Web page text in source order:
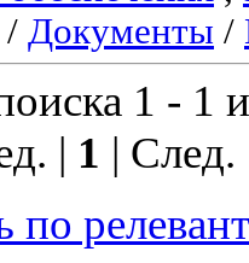
/ Документы /
1 - 1
| 1 |
по